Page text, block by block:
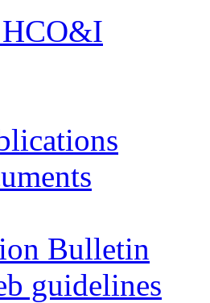
Bulletin
guidelines